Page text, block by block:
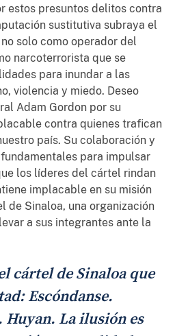
estos presuntos delitos contra
sustitutiva subraya el
solo como operador del
narcoterrorista que se
para inundar a las
violencia y miedo. Deseo
Adam Gordon por su
contra quienes trafican
país. Su colaboración y
para impulsar
los líderes del cártel rindan
implacable en su misión
de Sinaloa, una organización
a sus integrantes ante la
cártel de Sinaloa que
Escóndanse.
Huyan. La ilusión es